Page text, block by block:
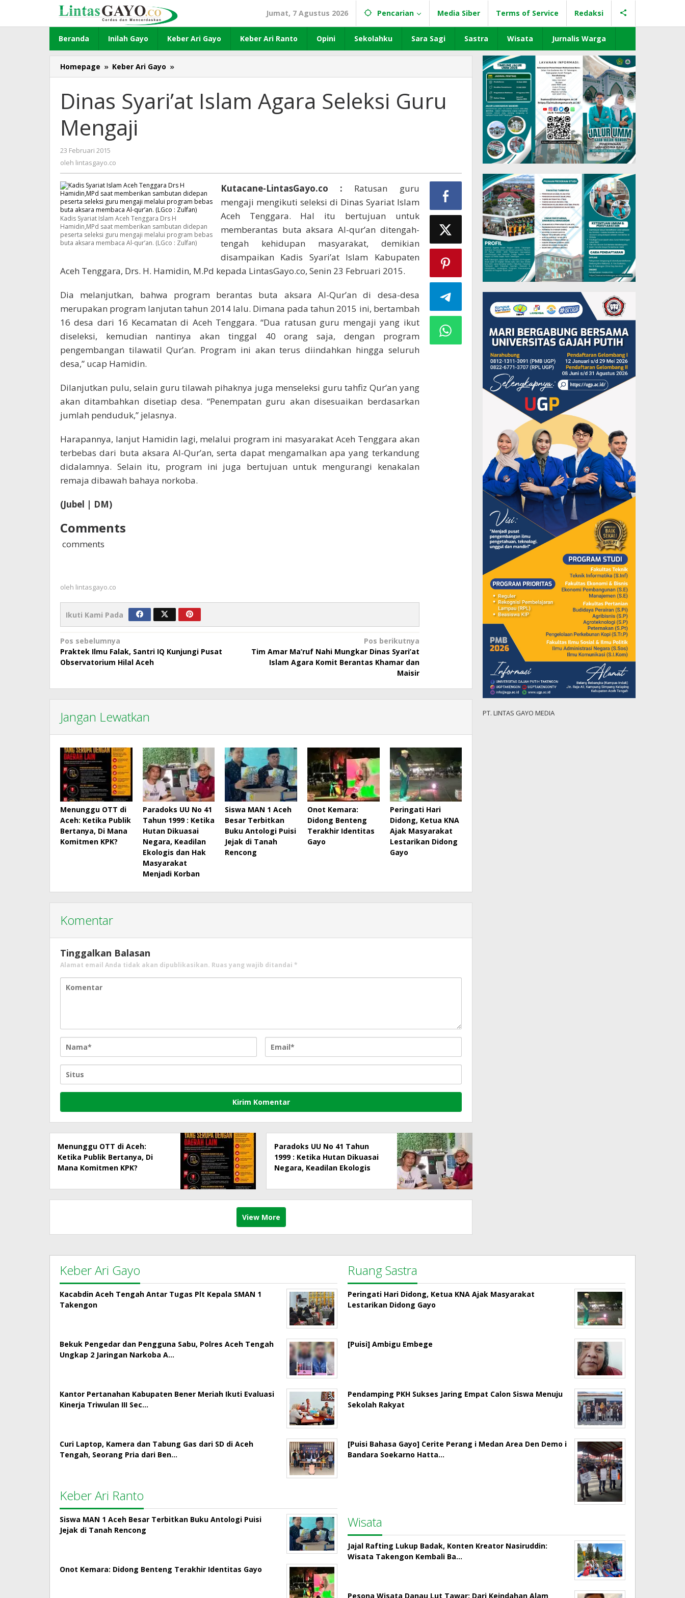
konten
Jumat, 7 Agustus 2026 Pencarian Media Siber Terms of Service Redaksi
Beranda Inilah Gayo Keber Ari Gayo Keber Ari Ranto Opini Sekolahku Sara Sagi Sastra Wisata Jurnalis Warga
Homepage » Keber Ari Gayo »
Syari'at
Agara
Seleksi
Dinas Syari’at Islam Agara Seleksi Guru
Mengaji
23 Februari 2015
oleh lintasgayo.co
Kadis Syariat Islam Aceh Tenggara Drs H
Hamidin,MPd saat memberikan sambutan didepan
peserta seleksi guru mengaji melalui program bebas
buta aksara membaca Al-qur’an. (LGco : Zulfan)
Kutacane-LintasGayo.co : Ratusan guru
mengaji mengikuti seleksi di Dinas Syariat Islam
Aceh Tenggara. Hal itu bertujuan untuk
memberantas buta aksara Al-qur’an ditengah-
tengah kehidupan masyarakat, demikian
disampaikan Kadis Syari’at Islam Kabupaten
Aceh Tenggara, Drs. H. Hamidin, M.Pd kepada LintasGayo.co, Senin 23 Februari 2015.
Dia melanjutkan, bahwa program berantas buta aksara Al-Qur’an di desa-desa
merupakan program lanjutan tahun 2014 lalu. Dimana pada tahun 2015 ini, bertambah
16 desa dari 16 Kecamatan di Aceh Tenggara. “Dua ratusan guru mengaji yang ikut
diseleksi, kemudian nantinya akan tinggal 40 orang saja, dengan program
pengembangan tilawatil Qur’an. Program ini akan terus diindahkan hingga seluruh
desa,” ucap Hamidin.
Dilanjutkan pulu, selain guru tilawah pihaknya juga menseleksi guru tahfiz Qur’an yang
akan ditambahkan disetiap desa. “Penempatan guru akan disesuaikan berdasarkan
jumlah penduduk,” jelasnya.
Harapannya, lanjut Hamidin lagi, melalui program ini masyarakat Aceh Tenggara akan
terbebas dari buta aksara Al-Qur’an, serta dapat mengamalkan apa yang terkandung
didalamnya. Selain itu, program ini juga bertujuan untuk mengurangi kenakalan
remaja dibawah bahaya norkoba.
(Jubel | DM)
Comments
comments
oleh lintasgayo.co
Ikuti Kami Pada
Navigasi
pos
Pos sebelumnya
Praktek Ilmu Falak, Santri IQ Kunjungi Pusat
Observatorium Hilal Aceh
Pos berikutnya
Tim Amar Ma’ruf Nahi Mungkar Dinas Syari’at
Islam Agara Komit Berantas Khamar dan
Maisir
Jangan Lewatkan
Menunggu OTT di
Aceh: Ketika Publik
Bertanya, Di Mana
Komitmen KPK?
Paradoks UU No 41
Tahun 1999 : Ketika
Hutan Dikuasai
Negara, Keadilan
Ekologis dan Hak
Masyarakat
Menjadi Korban
Siswa MAN 1 Aceh
Besar Terbitkan
Buku Antologi Puisi
Jejak di Tanah
Rencong
Onot Kemara:
Didong Benteng
Terakhir Identitas
Gayo
Peringati Hari
Didong, Ketua KNA
Ajak Masyarakat
Lestarikan Didong
Gayo
Komentar
Tinggalkan Balasan
Alamat email Anda tidak akan dipublikasikan. Ruas yang wajib ditandai *
Menunggu OTT di Aceh:
Ketika Publik Bertanya, Di
Mana Komitmen KPK?
Paradoks UU No 41 Tahun
1999 : Ketika Hutan Dikuasai
Negara, Keadilan Ekologis
Korban
View More
PT. LINTAS GAYO MEDIA
Keber Ari Gayo
Kacabdin Aceh Tengah Antar Tugas Plt Kepala SMAN 1
Takengon
Bekuk Pengedar dan Pengguna Sabu, Polres Aceh Tengah
Ungkap 2 Jaringan Narkoba A…
Kantor Pertanahan Kabupaten Bener Meriah Ikuti Evaluasi
Kinerja Triwulan III Sec…
Curi Laptop, Kamera dan Tabung Gas dari SD di Aceh
Tengah, Seorang Pria dari Ben…
Keber Ari Ranto
Siswa MAN 1 Aceh Besar Terbitkan Buku Antologi Puisi
Jejak di Tanah Rencong
Onot Kemara: Didong Benteng Terakhir Identitas Gayo
Ruang Sastra
Peringati Hari Didong, Ketua KNA Ajak Masyarakat
Lestarikan Didong Gayo
[Puisi] Ambigu Embege
Pendamping PKH Sukses Jaring Empat Calon Siswa Menuju
Sekolah Rakyat
[Puisi Bahasa Gayo] Cerite Perang i Medan Area Den Demo i
Bandara Soekarno Hatta…
Wisata
Jajal Rafting Lukup Badak, Konten Kreator Nasiruddin:
Wisata Takengon Kembali Ba…
Pesona Wisata Danau Lut Tawar: Dari Keindahan Alam